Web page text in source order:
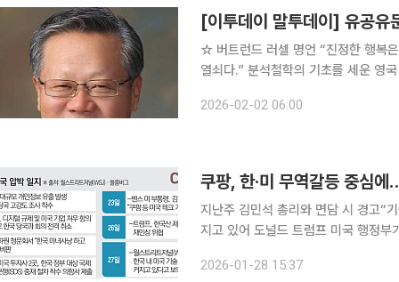
[이투데이 말투데이] 유공
☆ 버트런드 러셀 명언 “진정한 행복은 창조 충동의 계발과 강화에 있다. 창조 충동은 새 삶을 여는
열쇠다.” 분석철학의 기초를 세운 영국 철학자이자 노벨 문학상(1950년)을 받은 문필가다. 그는 하
걸쳐 70여 권의 저서를 남겼다. 대표
2026-02-02 06:00
쿠팡, 한·미 무역갈등 중심
지난주 김민석 총리와 면담 시 경고“
지고 있어 도널드 트럼프 미국 행정부가 한국 정부를 향해 자국 기술기업을 겨냥한 차별적 규제나
2026-01-28 15:37